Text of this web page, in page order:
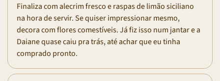
Finaliza com alecrim fresco e raspas de limão siciliano
na hora de servir. Se quiser impressionar mesmo,
decora com flores comestíveis. Já fiz isso num jantar e a
Daiane quase caiu pra trás, até achar que eu tinha
comprado pronto.